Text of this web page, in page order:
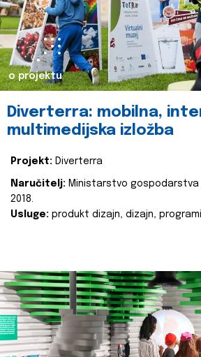
o projektu
Diverterra: mobilna,
multimedijska izložba
Projekt: Diverterra
Naručitelj: Ministarstvo gospodarstva
2018.
Usluge: produkt dizajn, dizajn,